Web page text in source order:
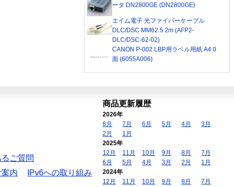
ータ DN2800GE (DN2800GE)
エイム電子 光ファイバーケーブル
DLC/DSC MM62.5 2m (AFP2-
DLC/DSC-62-02)
CANON P-002 LBP用ラベル用紙 A4 0
面 (6055A006)
ご質問
内
IPv6への取り組み
商品更新履歴
2026年
8月
7月 6月 5月 4月
3月
2月
1月
2025年
12月
11月 10月 9月 8月
7月
6月
5月 4月 3月 2月
1月
2024年
12月
11月 10月 9月 8月
7月